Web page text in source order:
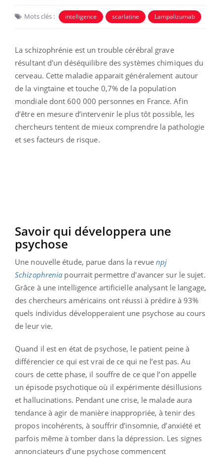
Mots clés : intelligence scarlatine Lampalizumab
La schizophrénie est un trouble cérébral grave
résultant d'un déséquilibre des systèmes chimiques du
cerveau. Cette maladie apparait généralement autour
de la vingtaine et touche 0,7% de la population
mondiale dont 600 000 personnes en France. Afin
d’être en mesure d’intervenir le plus tôt possible, les
chercheurs tentent de mieux comprendre la pathologie
et ses facteurs de risque.
Savoir qui développera une
psychose
Une nouvelle étude, parue dans la revue npj
Schizophrenia pourrait permettre d'avancer sur le sujet.
Grâce à une intelligence artificielle analysant le langage,
des chercheurs américains ont réussi à prédire à 93%
quels individus développeraient une psychose au cours
de leur vie.
Quand il est en état de psychose, le patient peine à
différencier ce qui est vrai de ce qui ne l’est pas. Au
cours de cette phase, il souffre de ce que l’on appelle
un épisode psychotique où il expérimente désillusions
et hallucinations. Pendant une crise, le malade aura
tendance à agir de manière inappropriée, à tenir des
propos incohérents, à souffrir d’insomnie, d’anxiété et
parfois même à tomber dans la dépression. Les signes
annonciateurs d’une psychose commencent